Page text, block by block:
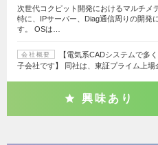
次世代コクピット開発におけるマルチメ
特に、IPサーバー、Diag通信周りの開発
す。 OSは…
会社概要
【電気系CADシステムで多
子会社です】 同社は、東証プライム上場
興味あり